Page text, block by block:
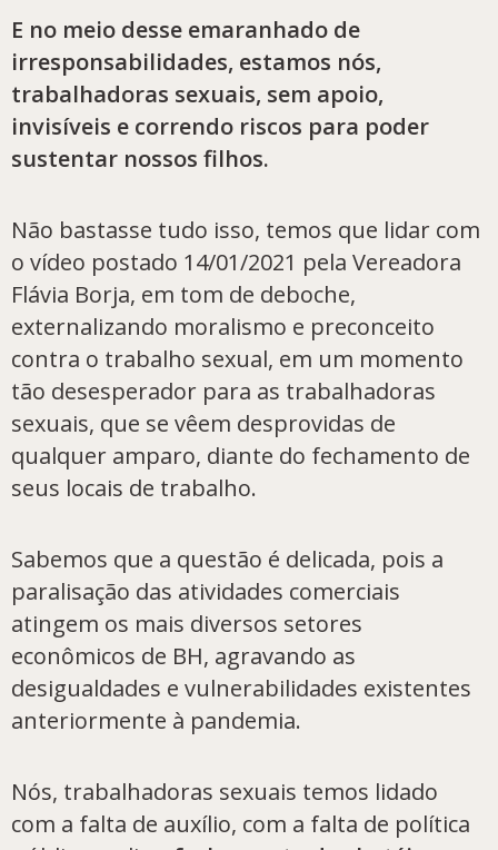
E no meio desse emaranhado de
irresponsabilidades, estamos nós,
trabalhadoras sexuais, sem apoio,
invisíveis e correndo riscos para poder
sustentar nossos filhos.
Não bastasse tudo isso, temos que lidar com
o vídeo postado 14/01/2021 pela Vereadora
Flávia Borja, em tom de deboche,
externalizando moralismo e preconceito
contra o trabalho sexual, em um momento
tão desesperador para as trabalhadoras
sexuais, que se vêem desprovidas de
qualquer amparo, diante do fechamento de
seus locais de trabalho.
Sabemos que a questão é delicada, pois a
paralisação das atividades comerciais
atingem os mais diversos setores
econômicos de BH, agravando as
desigualdades e vulnerabilidades existentes
anteriormente à pandemia.
Nós, trabalhadoras sexuais temos lidado
com a falta de auxílio, com a falta de política